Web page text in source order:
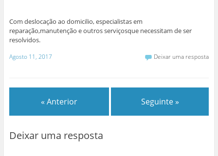
Com deslocação ao domicilio, especialistas em
reparação,manutenção e outros serviçosque necessitam de ser
resolvidos.
Agosto 11, 2017 Deixar uma resposta
« Anterior Seguinte »
Deixar uma resposta